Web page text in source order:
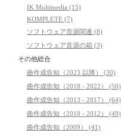
IK Multimedia (15)
KOMPLETE (7)
ソフトウェア音源関連 (8)
ソフトウェア音源の箱 (3)
その他総合
曲作成告知（2023 以降） (30)
曲作成告知（2018 - 2022） (50)
曲作成告知（2013 - 2017） (64)
曲作成告知（2010 - 2012） (49)
曲作成告知（2009） (41)